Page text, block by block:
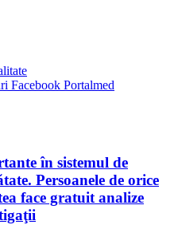
Facebook Portalmed
în sistemul de
Persoanele de orice
face gratuit analize